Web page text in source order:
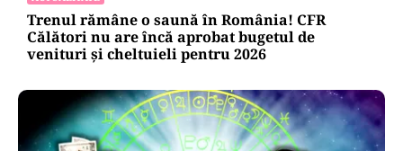
Trenul rămâne o saună în România! CFR
Călători nu are încă aprobat bugetul de
venituri și cheltuieli pentru 2026